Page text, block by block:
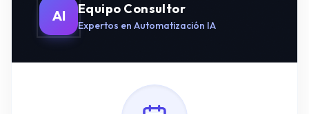
AI Equipo Consultor
Expertos en Automatización IA